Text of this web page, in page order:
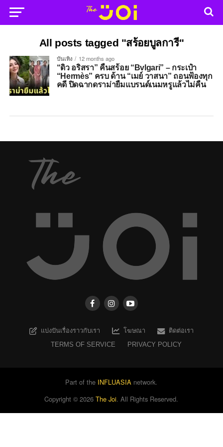
All posts tagged "สร้อยบูลการี"
บันเทิง 12 months ago
“ดิว อริสรา” คืนสร้อย “Bvlgari” – กระเป๋า
“Hermès” ครบ ด้าน “เมย์ วาสนา” ถอนฟ้องทุก
คดี ปิดฉากดราม่ายืมแบรนด์เนมหรูแล้วไม่คืน
แบ่งปันเรื่องราวกับเรา โฆษณา
ติดต่อเรา
TERMS OF SERVICE
PRIVACY POLICY
Part of the INFLUASIA network.
Copyright ©2026 The Joi. All Rights Reserved.